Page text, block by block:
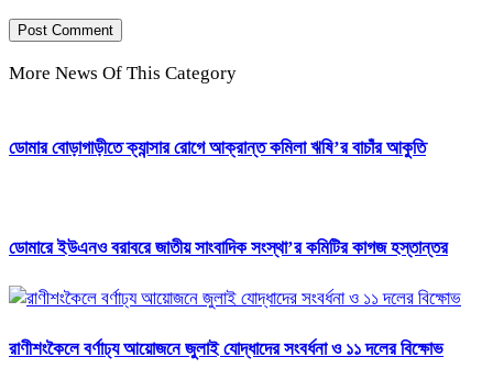
More News Of This Category
ডোমার বোড়াগাড়ীতে ক্যান্সার রোগে আক্রান্ত কমিলা ঋষি’র বাচাঁর আকুতি
ডোমারে ইউএনও বরাবরে জাতীয় সাংবাদিক সংস্থা’র কমিটির কাগজ হস্তান্তর
রাণীশংকৈলে বর্ণাঢ্য আয়োজনে জুলাই যোদ্ধাদের সংবর্ধনা ও ১১ দলের বিক্ষোভ